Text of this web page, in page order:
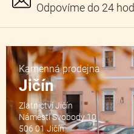
Kamenná prodejna
Jičín
Zlatnictví Jičín
Náměstí Svobody 10
506 01 Jičín